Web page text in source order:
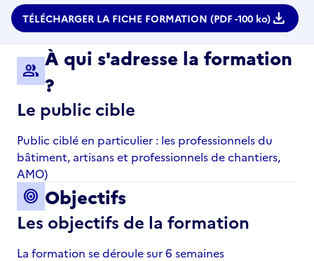
TÉLÉCHARGER LA FICHE FORMATION (PDF -100 ko) download
group
À qui s'adresse la formation
?
Le public cible
Public ciblé en particulier : les professionnels du
bâtiment, artisans et professionnels de chantiers,
AMO)
target Objectifs
Les objectifs de la formation
La formation se déroule sur 6 semaines